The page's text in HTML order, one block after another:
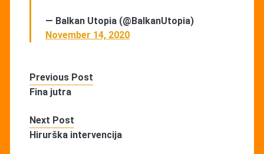
— Balkan Utopia (@BalkanUtopia)
November 14, 2020
Previous Post
Fina jutra
Next Post
Hirurška intervencija